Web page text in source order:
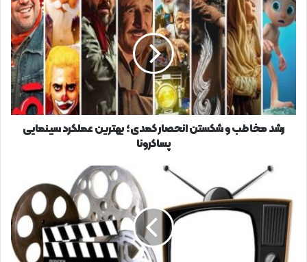
مخاطب
و
شکستن
انحصار
کمدی؛
بهترین
عملکرد
سینمایی
پساکرونا
رشد مخاطب و شکستن انحصار کمدی؛ بهترین عملکرد سینمایی
پساکرونا
نامتوازن؛
تلویزیون
گوی
سبقت